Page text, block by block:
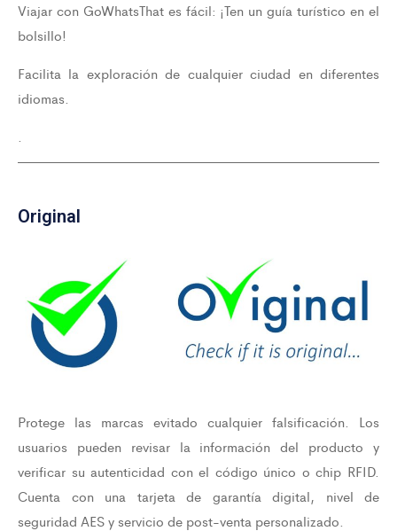
Viajar con GoWhatsThat es fácil: ¡Ten un guía turístico en el
bolsillo!
Facilita la exploración de cualquier ciudad en diferentes
idiomas.
.
Original
Protege las marcas evitado cualquier falsificación. Los
usuarios pueden revisar la información del producto y
verificar su autenticidad con el código único o chip RFID.
Cuenta con una tarjeta de garantía digital, nivel de
seguridad AES y servicio de post-venta personalizado.